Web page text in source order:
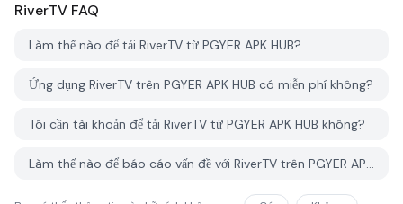
RiverTV FAQ
Làm thế nào để tải RiverTV từ PGYER APK HUB?
Ứng dụng RiverTV trên PGYER APK HUB có miễn phí không?
Tôi cần tài khoản để tải RiverTV từ PGYER APK HUB không?
Làm thế nào để báo cáo vấn đề với RiverTV trên PGYER APK HUB?